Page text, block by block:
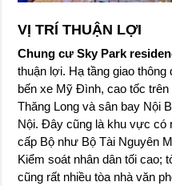
VỊ TRÍ THUẬN LỢI
Chung cư Sky Park
thuận lợi. Hạ tầng giao
bến xe Mỹ Đình, cao tốc
Thăng Long và sân bay Nội
Nội. Đây cũng là khu vực có
cấp Bộ như Bộ Tài Nguyên
Kiểm soát nhân dân tối
cũng rất nhiều tòa nhà văn